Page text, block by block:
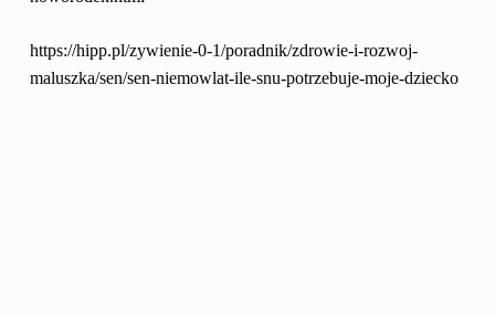
Dostosuj Odrzucać Akceptuj wszystko
https://hipp.pl/zywienie-0-1/poradnik/zdrowie-i-rozwoj-
maluszka/sen/sen-niemowlat-ile-snu-potrzebuje-moje-dziecko